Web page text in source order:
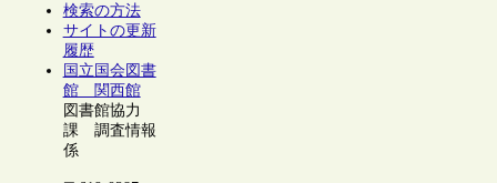
検索の方法
サイトの更新
履歴
国立国会図書
館 関西館
図書館協力
課 調査情報
係